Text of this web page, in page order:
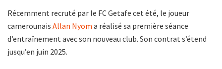
Récemment recruté par le FC Getafe cet été, le joueur
camerounais Allan Nyom a réalisé sa première séance
d’entraînement avec son nouveau club. Son contrat s’étend
jusqu’en juin 2025.